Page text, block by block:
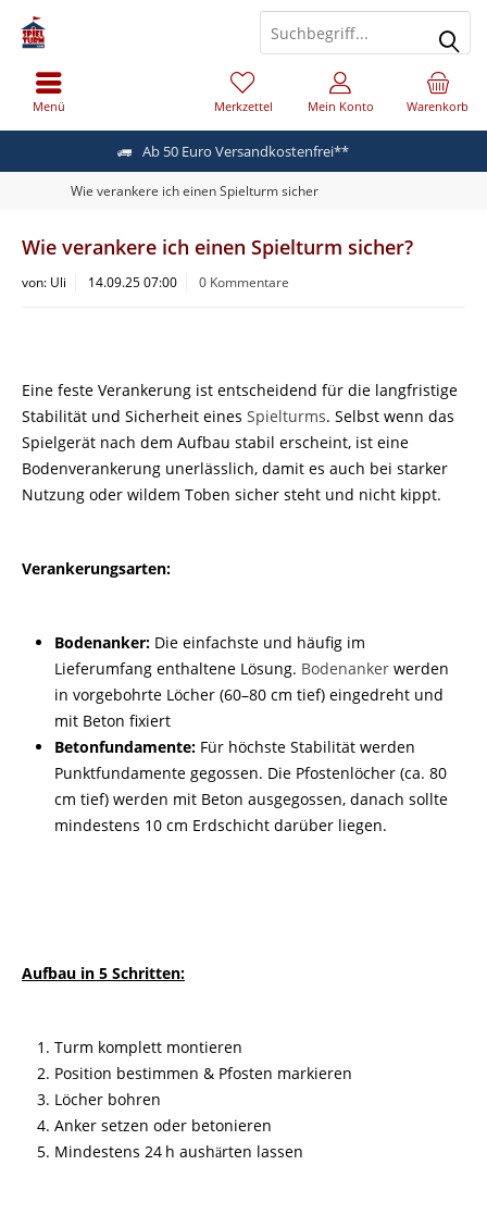
Ab 50 Euro Versandkostenfrei**
Menü Warenkorb
Merkzettel Mein Konto
Wie verankere ich einen Spielturm sicher
Wie verankere ich einen Spielturm sicher?
von: Uli 14.09.25 07:00 0 Kommentare
Eine feste Verankerung ist entscheidend für die langfristige
Stabilität und Sicherheit eines Spielturms. Selbst wenn das
Spielgerät nach dem Aufbau stabil erscheint, ist eine
Bodenverankerung unerlässlich, damit es auch bei starker
Nutzung oder wildem Toben sicher steht und nicht kippt.
Verankerungsarten:
Bodenanker: Die einfachste und häufig im
Lieferumfang enthaltene Lösung. Bodenanker werden
in vorgebohrte Löcher (60–80 cm tief) eingedreht und
mit Beton fixiert
Betonfundamente: Für höchste Stabilität werden
Punktfundamente gegossen. Die Pfostenlöcher (ca. 80
cm tief) werden mit Beton ausgegossen, danach sollte
mindestens 10 cm Erdschicht darüber liegen.
Aufbau in 5 Schritten:
Turm komplett montieren
Position bestimmen & Pfosten markieren
Löcher bohren
Anker setzen oder betonieren
Mindestens 24 h aushärten lassen